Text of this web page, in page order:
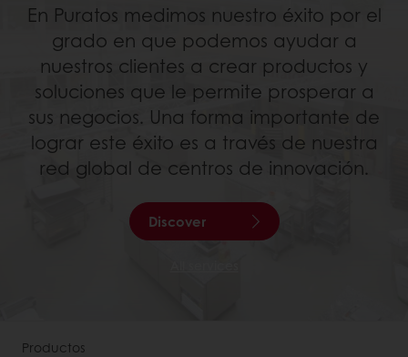
En Puratos medimos nuestro éxito por el
grado en que podemos ayudar a
nuestros clientes a crear productos y
soluciones que le permite prosperar a
sus negocios. Una forma importante de
lograr este éxito es a través de nuestra
red global de centros de innovación.
Discover
Productos